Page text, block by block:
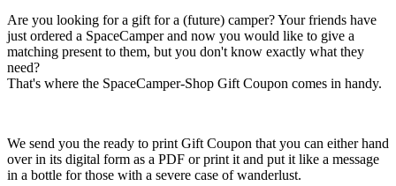
Are you looking for a gift for a (future) camper? Your friends have
just ordered a SpaceCamper and now you would like to give a
matching present to them, but you don't know exactly what they
need?
That's where the SpaceCamper-Shop Gift Coupon comes in handy.
We send you the ready to print Gift Coupon that you can either hand
over in its digital form as a PDF or print it and put it like a message
in a bottle for those with a severe case of wanderlust.